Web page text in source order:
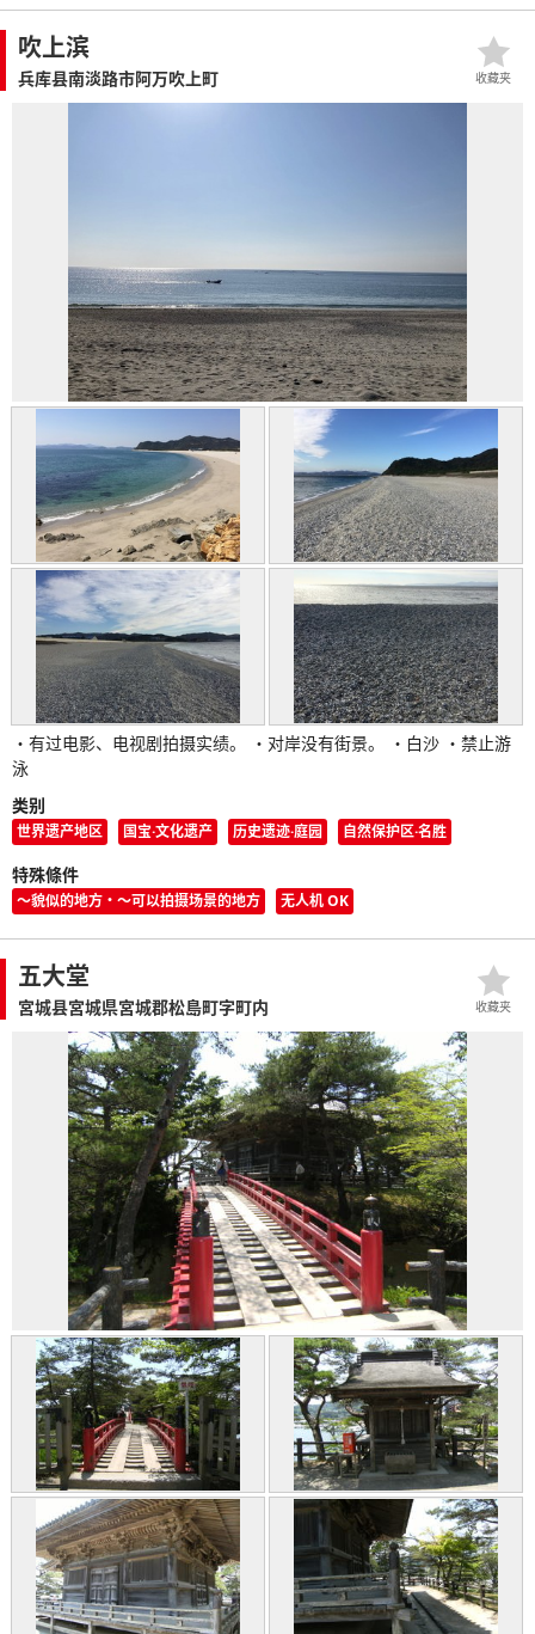
吹上滨
兵库县南淡路市阿万吹上町
・有过电影、电视剧拍摄实绩。 ・对岸没有街景。 ・白沙 ・禁止游
泳
类别
世界遗产地区 国宝·文化遗产 历史遗迹·庭园 自然保护区·名胜
特殊條件
〜貌似的地方・〜可以拍摄场景的地方 无人机 OK
收藏夹
五大堂
宮城县宮城県宮城郡松島町字町内 收藏夹